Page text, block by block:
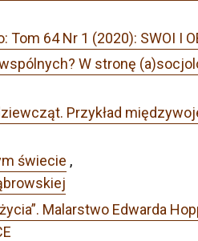
64 Nr 1 (2020): SWOI I
W stronę
Przykład
świecie ,
Malarstwo Edwarda